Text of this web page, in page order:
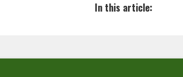
In this article: